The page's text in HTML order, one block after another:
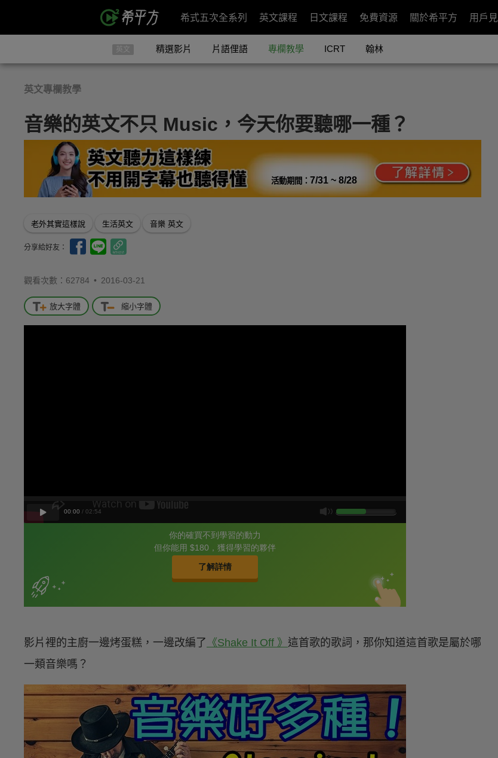
希式五次全系列 英文課程 日文課程 免費資源 關於希平方 用戶
英文 精選影片 片語俚語 專欄教學 ICRT 翰林
英文專欄教學
音樂的英文不只 Music，今天你要聽哪一種？
活動期間： 7/31 ~ 8/28
老外其實這樣說 生活英文 音樂 英文
分享給好友：
觀看次數：62784 • 2016-03-21
放大字體 縮小字體
影片裡的主廚一邊烤蛋糕，一邊改編了 《Shake It Off 》 這首歌的歌詞，那你知道這首歌是屬於哪
一類音樂嗎？